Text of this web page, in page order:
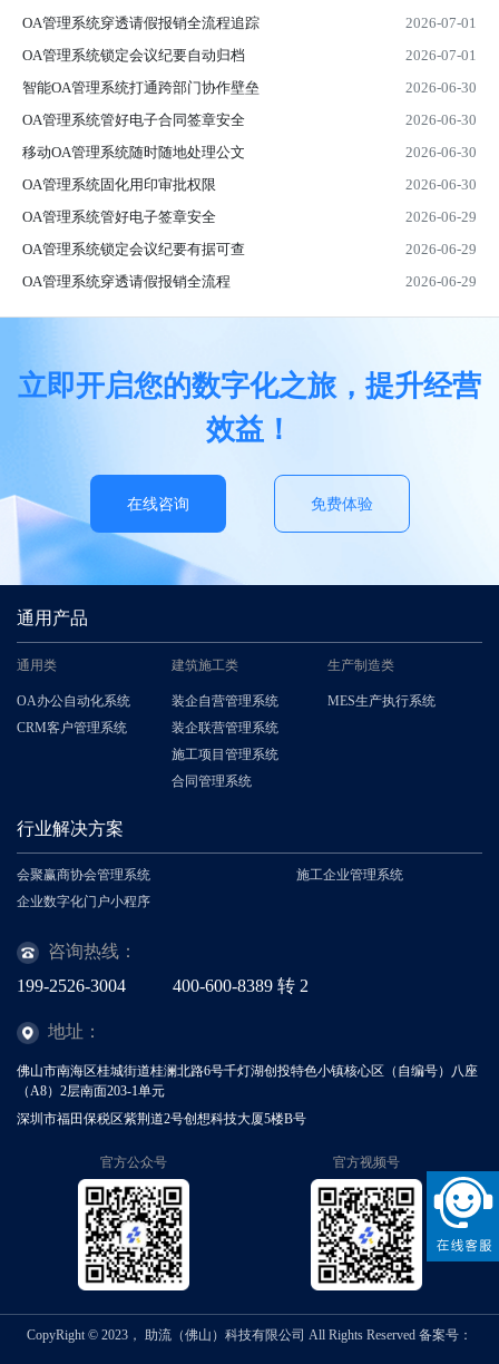
OA管理系统穿透请假报销全流程追踪
2026-07-01
OA管理系统锁定会议纪要自动归档
2026-07-01
智能OA管理系统打通跨部门协作壁垒
2026-06-30
OA管理系统管好电子合同签章安全
2026-06-30
移动OA管理系统随时随地处理公文
2026-06-30
OA管理系统固化用印审批权限
2026-06-30
OA管理系统管好电子签章安全
2026-06-29
OA管理系统锁定会议纪要有据可查
2026-06-29
OA管理系统穿透请假报销全流程
2026-06-29
立即开启您的数字化之旅，提升经营
效益！
在线咨询 免费体验
通用产品
通用类
OA办公自动化系统
CRM客户管理系统
建筑施工类
装企自营管理系统
装企联营管理系统
施工项目管理系统
合同管理系统
生产制造类
MES生产执行系统
行业解决方案
会聚赢商协会管理系统
施工企业管理系统
企业数字化门户小程序
咨询热线：
199-2526-3004
400-600-8389 转 2
地址：
佛山市南海区桂城街道桂澜北路6号千灯湖创投特色小镇核心区（自编号）八座
（A8）2层南面203-1单元
深圳市福田保税区紫荆道2号创想科技大厦5楼B号
官方公众号 官方视频号
CopyRight © 2023， 助流（佛山）科技有限公司 All Rights Reserved 备案号：